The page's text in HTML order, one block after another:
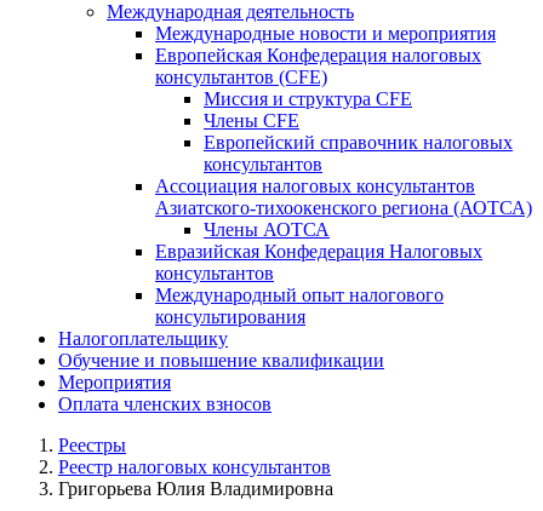
Международная деятельность
Международные новости и мероприятия
Европейская Конфедерация налоговых
консультантов (CFE)
Миссия и структура CFE
Члены CFE
Европейский справочник налоговых
консультантов
Ассоциация налоговых консультантов
Азиатского-тихоокенского региона (АОТСА)
Члены АОТСА
Евразийская Конфедерация Налоговых
консультантов
Международный опыт налогового
консультирования
Налогоплательщику
Обучение и повышение квалификации
Мероприятия
Оплата членских взносов
Реестры
Реестр налоговых консультантов
Григорьева Юлия Владимировна